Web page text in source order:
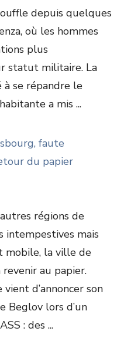
depuis quelques
où les hommes
plus
statut militaire. La
à se répandre le
a mis ...
faute
du papier
régions de
intempestives mais
mobile, la ville de
au papier.
vient d’annoncer son
Beglov lors d’un
: des ...